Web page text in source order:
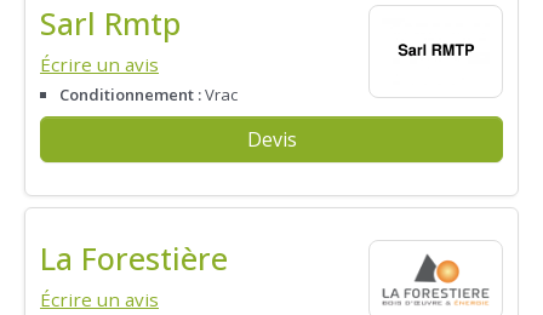
Sarl Rmtp
Écrire un avis
Conditionnement :Vrac
Devis
La Forestière
Écrire un avis